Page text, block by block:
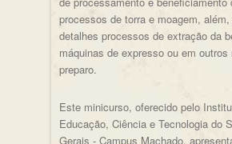
processos de torra e moagem,
detalhes processos de extração da
máquinas de expresso ou em outros
preparo.
Este minicurso, oferecido pelo
Educação, Ciência e Tecnologia do
Gerais - Campus Machado,